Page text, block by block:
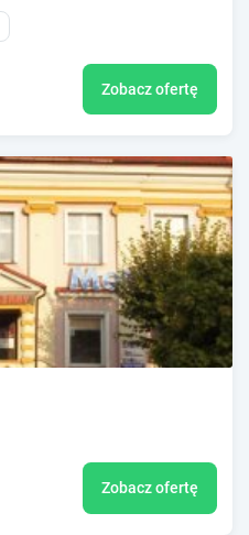
Zobacz ofertę
Zobacz ofertę